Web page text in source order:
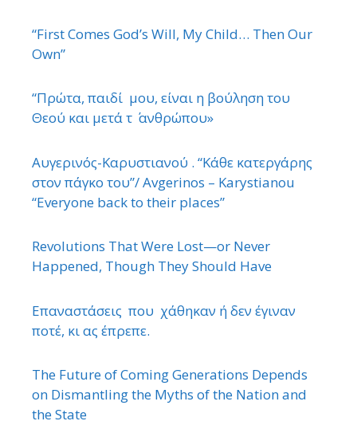
“First Comes God’s Will, My Child… Then Our
Own”
“Πρώτα, παιδί μου, είναι η βούληση του
Θεού και μετά τ ΄ ανθρώπου»
Αυγερινός-Καρυστιανού . “Κάθε κατεργάρης
στον πάγκο του”/ Avgerinos – Karystianou
“Εveryone back to their places”
Revolutions That Were Lost—or Never
Happened, Though They Should Have
Επαναστάσεις που χάθηκαν ή δεν έγιναν
ποτέ, κι ας έπρεπε.
The Future of Coming Generations Depends
on Dismantling the Myths of the Nation and
the State